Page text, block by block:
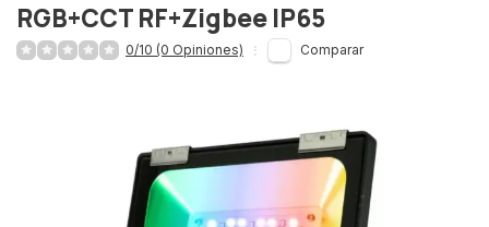
RGB+CCT RF+Zigbee IP65
0/10 (0 Opiniones) Comparar